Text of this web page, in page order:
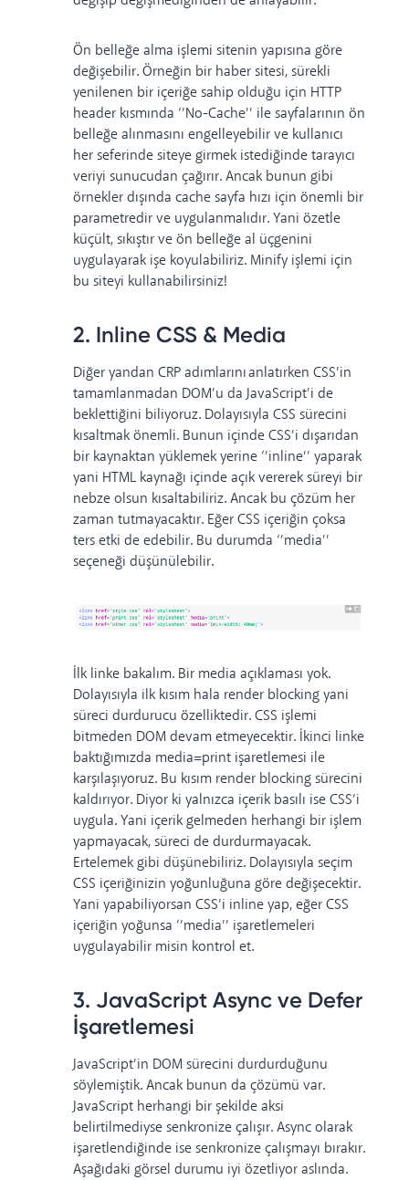
Ön belleğe alma işlemi sitenin yapısına göre
değişebilir. Örneğin bir haber sitesi, sürekli
yenilenen bir içeriğe sahip olduğu için HTTP
header kısmında ‘’No-Cache’’ ile sayfalarının ön
belleğe alınmasını engelleyebilir ve kullanıcı
her seferinde siteye girmek istediğinde tarayıcı
veriyi sunucudan çağırır. Ancak bunun gibi
örnekler dışında cache sayfa hızı için önemli bir
parametredir ve uygulanmalıdır. Yani özetle
küçült, sıkıştır ve ön belleğe al üçgenini
uygulayarak işe koyulabiliriz. Minify işlemi için
bu siteyi kullanabilirsiniz!
2. Inline CSS & Media
Diğer yandan CRP adımlarını anlatırken CSS’in
tamamlanmadan DOM’u da JavaScript’i de
beklettiğini biliyoruz. Dolayısıyla CSS sürecini
kısaltmak önemli. Bunun içinde CSS’i dışarıdan
bir kaynaktan yüklemek yerine ‘’inline’’ yaparak
yani HTML kaynağı içinde açık vererek süreyi bir
nebze olsun kısaltabiliriz. Ancak bu çözüm her
zaman tutmayacaktır. Eğer CSS içeriğin çoksa
ters etki de edebilir. Bu durumda ‘’media’’
seçeneği düşünülebilir.
İlk linke bakalım. Bir media açıklaması yok.
Dolayısıyla ilk kısım hala render blocking yani
süreci durdurucu özelliktedir. CSS işlemi
bitmeden DOM devam etmeyecektir. İkinci linke
baktığımızda media=print işaretlemesi ile
karşılaşıyoruz. Bu kısım render blocking sürecini
kaldırıyor. Diyor ki yalnızca içerik basılı ise CSS’i
uygula. Yani içerik gelmeden herhangi bir işlem
yapmayacak, süreci de durdurmayacak.
Ertelemek gibi düşünebiliriz. Dolayısıyla seçim
CSS içeriğinizin yoğunluğuna göre değişecektir.
Yani yapabiliyorsan CSS’i inline yap, eğer CSS
içeriğin yoğunsa ‘’media’’ işaretlemeleri
uygulayabilir misin kontrol et.
3. JavaScript Async ve Defer
İşaretlemesi
JavaScript’in DOM sürecini durdurduğunu
söylemiştik. Ancak bunun da çözümü var.
JavaScript herhangi bir şekilde aksi
belirtilmediyse senkronize çalışır. Async olarak
işaretlendiğinde ise senkronize çalışmayı bırakır.
Aşağıdaki görsel durumu iyi özetliyor aslında.